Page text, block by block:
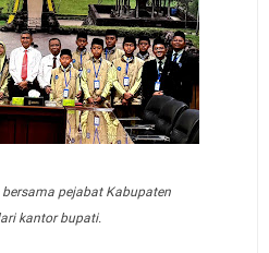
pejabat Kabupaten
kantor bupati.